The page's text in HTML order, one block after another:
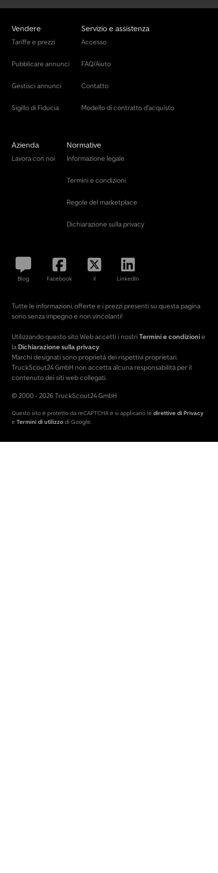
Vendere
Tariffe e prezzi
Pubblicare annunci
Gestisci annunci
Sigillo di Fiducia
Servizio e assistenza
Accesso
FAQ/Aiuto
Contatto
Modello di contratto d'acquisto
Azienda
Lavora con noi
Normative
Informazione legale
Termini e condizioni
Regole del marketplace
Dichiarazione sulla privacy
Blog Facebook X LinkedIn
Tutte le informazioni, offerte e i prezzi presenti su questa pagina
sono senza impegno e non vincolanti!
Utilizzando questo sito Web accetti i nostri Termini e condizionie
la Dichiarazione sulla privacy.
Marchi designati sono proprietà dei rispettivi proprietari.
TruckScout24 GmbH non accetta alcuna responsabilità per il
contenuto dei siti web collegati.
© 2000 - 2026 TruckScout24 GmbH
Questo sito è protetto da reCAPTCHA e si applicano le direttive di Privacy
e Termini di utilizzo di Google.